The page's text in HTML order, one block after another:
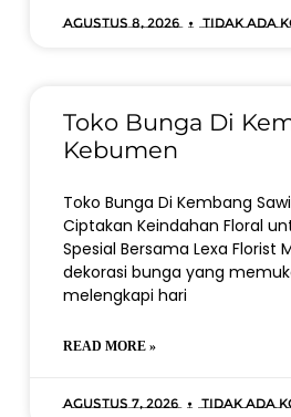
Agustus 8, 2026 Tidak ada
Toko Bunga Di
Kebumen
Toko Bunga Di Kembang
Ciptakan Keindahan Floral
Spesial Bersama Lexa Florist
dekorasi bunga yang
melengkapi hari
READ MORE »
Agustus 7, 2026 Tidak ada